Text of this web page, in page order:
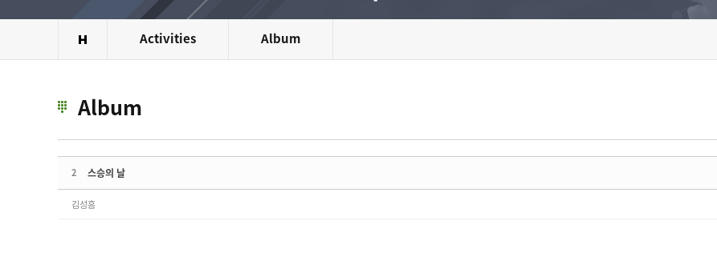
Activities Album
Album
2 스승의 날
김성흠